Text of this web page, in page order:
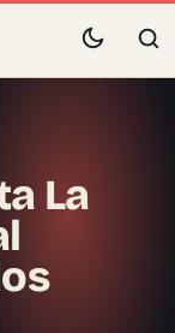
La